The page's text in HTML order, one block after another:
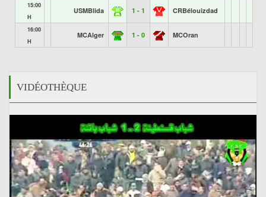
15:00
H
USMBlida 1 - 1 CRBélouizdad
16:00
H
MCAlger 1 - 0 MCOran
VIDÉOTHÈQUE